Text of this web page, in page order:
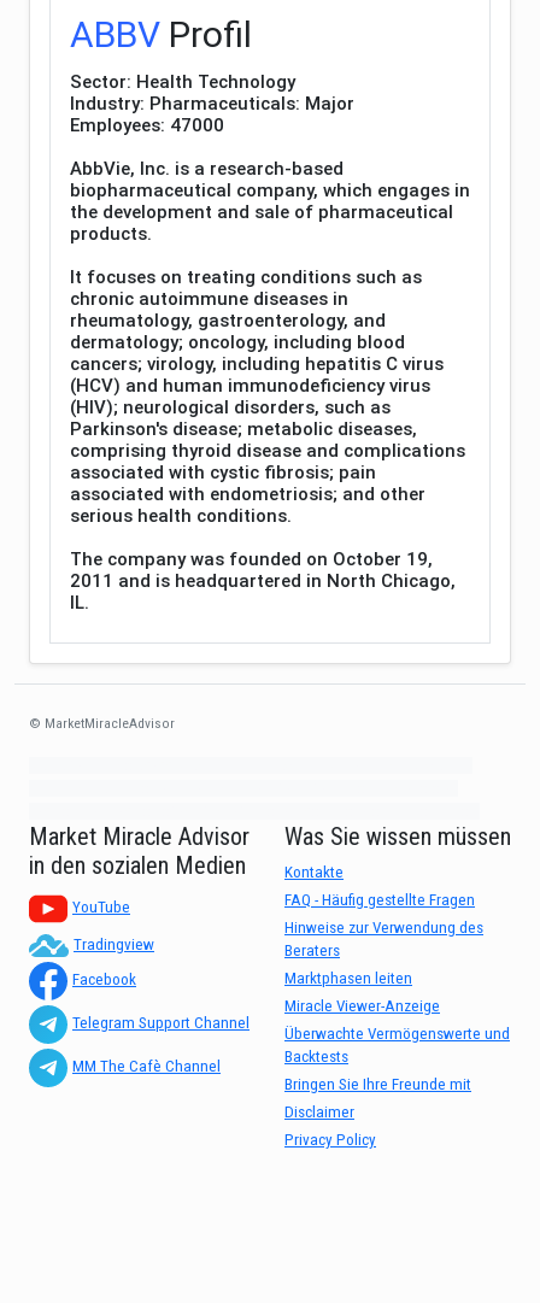
ABBV Profil
Sector: Health Technology
Industry: Pharmaceuticals: Major
Employees: 47000
AbbVie, Inc. is a research-based
biopharmaceutical company, which engages in
the development and sale of pharmaceutical
products.
It focuses on treating conditions such as
chronic autoimmune diseases in
rheumatology, gastroenterology, and
dermatology; oncology, including blood
cancers; virology, including hepatitis C virus
(HCV) and human immunodeficiency virus
(HIV); neurological disorders, such as
Parkinson's disease; metabolic diseases,
comprising thyroid disease and complications
associated with cystic fibrosis; pain
associated with endometriosis; and other
serious health conditions.
The company was founded on October 19,
2011 and is headquartered in North Chicago,
IL.
© MarketMiracleAdvisor
Market Miracle Advisor
in den sozialen Medien
YouTube
Tradingview
Facebook
Telegram Support Channel
MM The Cafè Channel
Was Sie wissen müssen
Kontakte
FAQ - Häufig gestellte Fragen
Hinweise zur Verwendung des
Beraters
Marktphasen leiten
Miracle Viewer-Anzeige
Überwachte Vermögenswerte und
Backtests
Bringen Sie Ihre Freunde mit
Disclaimer
Privacy Policy